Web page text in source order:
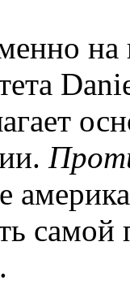
на